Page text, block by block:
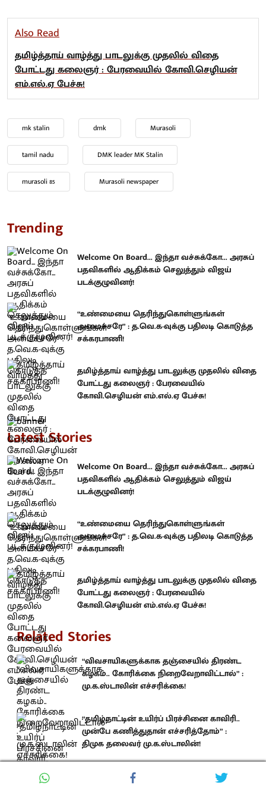
Also Read
தமிழ்த்தாய் வாழ்த்து பாடலுக்கு முதலில் விதை
போட்டது கலைஞர் : பேரவையில் கோவி.செழியன்
எம்.எல்.ஏ பேச்சு!
mk stalin dmk Murasoli
tamil nadu DMK leader MK Stalin
murasoli 85 Murasoli newspaper
Trending
Welcome On Board... இந்தா வச்சுக்கோ... அரசுப்
பதவிகளில் ஆதிக்கம் செலுத்தும் விஜய்
படக்குழுவினர்!
“உண்மையை தெரிந்துகொள்ளுங்கள்
அமைச்சரே” : த.வெ.க-வுக்கு பதிலடி கொடுத்த
சக்கரபாணி!
தமிழ்த்தாய் வாழ்த்து பாடலுக்கு முதலில் விதை
போட்டது கலைஞர் : பேரவையில்
கோவி.செழியன் எம்.எல்.ஏ பேச்சு!
Latest Stories
Welcome On Board... இந்தா வச்சுக்கோ... அரசுப்
பதவிகளில் ஆதிக்கம் செலுத்தும் விஜய்
படக்குழுவினர்!
“உண்மையை தெரிந்துகொள்ளுங்கள்
அமைச்சரே” : த.வெ.க-வுக்கு பதிலடி கொடுத்த
சக்கரபாணி!
தமிழ்த்தாய் வாழ்த்து பாடலுக்கு முதலில் விதை
போட்டது கலைஞர் : பேரவையில்
கோவி.செழியன் எம்.எல்.ஏ பேச்சு!
Related Stories
“விவசாயிகளுக்காக தஞ்சையில் திரண்ட
கழகம்.. கோரிக்கை நிறைவேறாவிட்டால்” :
மு.க.ஸ்டாலின் எச்சரிக்கை!
“தமிழ்நாட்டின் உயிர்ப் பிரச்சினை காவிரி..
முன்பே கணித்துதான் எச்சரித்தோம்” :
திமுக தலைவர் மு.க.ஸ்டாலின்!
‘நீட்’ விலக்குப் போராட்டம்.. நெருப்பை